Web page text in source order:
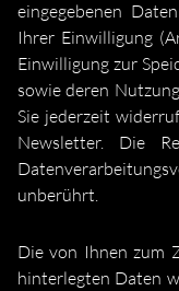
eingegebenen
Ihrer Einwilligung
Einwilligung zur
sowie deren
Sie jederzeit
Newsletter. Die
unberührt.
Die von Ihnen zum
hinterlegten Daten